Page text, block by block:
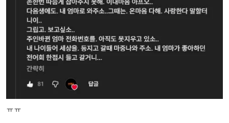
ㅠㅠ